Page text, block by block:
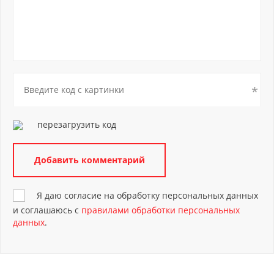
перезагрузить код
Я даю согласие на обработку персональных данных
и соглашаюсь с правилами обработки персональных
данных.